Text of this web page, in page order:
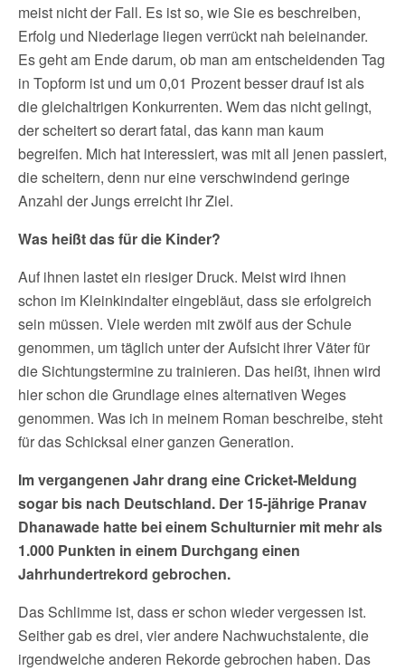
meist nicht der Fall. Es ist so, wie Sie es beschreiben,
Erfolg und Niederlage liegen verrückt nah beieinander.
Es geht am Ende darum, ob man am entscheidenden Tag
in Topform ist und um 0,01 Prozent besser drauf ist als
die gleichaltrigen Konkurrenten. Wem das nicht gelingt,
der scheitert so derart fatal, das kann man kaum
begreifen. Mich hat interessiert, was mit all jenen passiert,
die scheitern, denn nur eine verschwindend geringe
Anzahl der Jungs erreicht ihr Ziel.
Was heißt das für die Kinder?
Auf ihnen lastet ein riesiger Druck. Meist wird ihnen
schon im Kleinkindalter eingebläut, dass sie erfolgreich
sein müssen. Viele werden mit zwölf aus der Schule
genommen, um täglich unter der Aufsicht ihrer Väter für
die Sichtungstermine zu trainieren. Das heißt, ihnen wird
hier schon die Grundlage eines alternativen Weges
genommen. Was ich in meinem Roman beschreibe, steht
für das Schicksal einer ganzen Generation.
Im vergangenen Jahr drang eine Cricket-Meldung
sogar bis nach Deutschland. Der 15-jährige Pranav
Dhanawade hatte bei einem Schulturnier mit mehr als
1.000 Punkten in einem Durchgang einen
Jahrhundertrekord gebrochen.
Das Schlimme ist, dass er schon wieder vergessen ist.
Seither gab es drei, vier andere Nachwuchstalente, die
irgendwelche anderen Rekorde gebrochen haben. Das